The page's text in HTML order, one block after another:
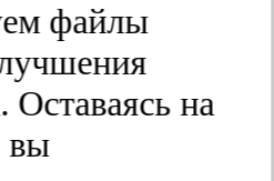
меж­
файлы
Оставаясь на
вы